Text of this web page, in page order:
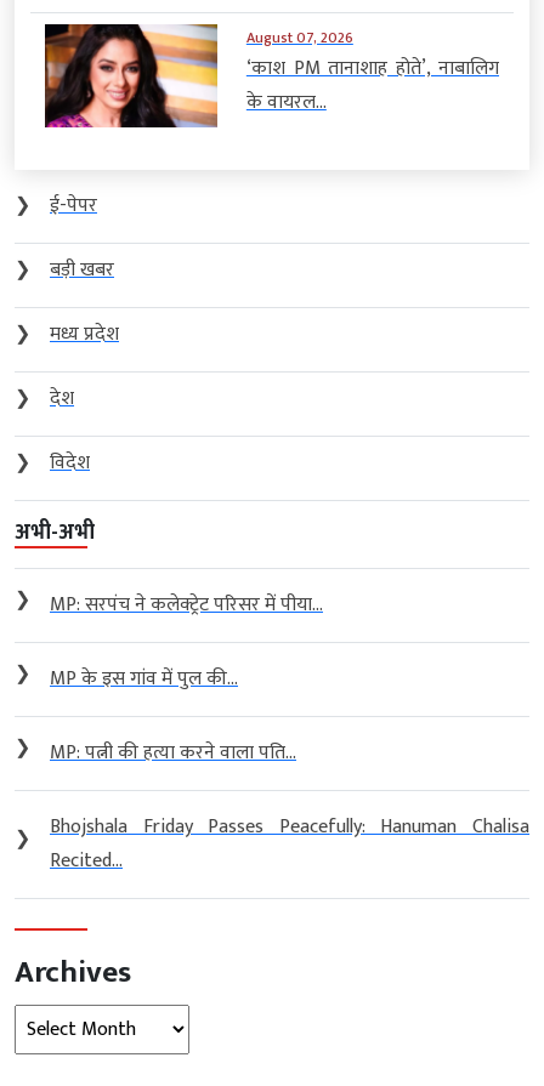
August 07, 2026
‘काश PM तानाशाह होते’, नाबालिग
के वायरल...
❯
ई-पेपर
❯
बड़ी खबर
❯
मध्य प्रदेश
❯
देश
❯
विदेश
अभी-अभी
❯ MP: सरपंच ने कलेक्ट्रेट परिसर में पीया...
❯ MP के इस गांव में पुल की...
❯ MP: पत्नी की हत्या करने वाला पति...
❯
Bhojshala Friday Passes Peacefully: Hanuman Chalisa
Recited...
Archives
Archives